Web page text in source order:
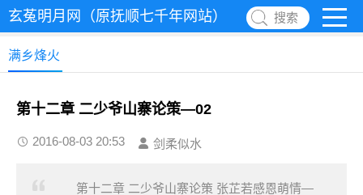
玄菟明月网（原抚顺七千年网站） 搜索
满乡烽火
第十二章 二少爷山寨论策—02
2016-08-03 20:53 剑柔似水
第十二章 二少爷山寨论策 张芷若感恩萌情—